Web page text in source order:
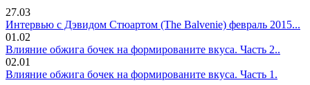
27.03
Интервью с Дэвидом Стюартом (The Balvenie) февраль 2015...
01.02
Влияние обжига бочек на формированите вкуса. Часть 2..
02.01
Влияние обжига бочек на формированите вкуса. Часть 1.